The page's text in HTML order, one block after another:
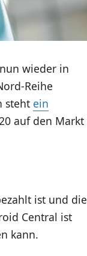
wieder in
Reihe
steht ein
auf den Markt
ist und die
Central ist
kann.